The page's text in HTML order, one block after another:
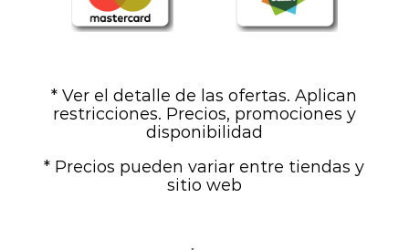
* Ver el detalle de las ofertas. Aplican
restricciones. Precios, promociones y
disponibilidad
* Precios pueden variar entre tiendas y
sitio web